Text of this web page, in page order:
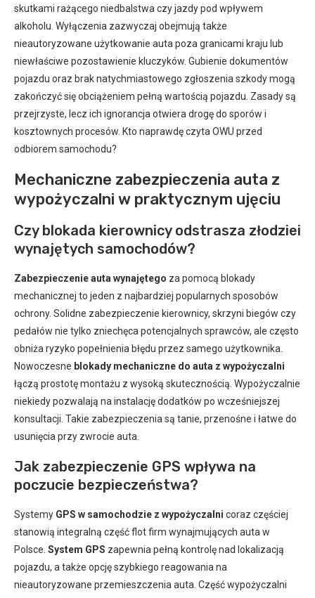
skutkami rażącego niedbalstwa czy jazdy pod wpływem
alkoholu. Wyłączenia zazwyczaj obejmują także
nieautoryzowane użytkowanie auta poza granicami kraju lub
niewłaściwe pozostawienie kluczyków. Gubienie dokumentów
pojazdu oraz brak natychmiastowego zgłoszenia szkody mogą
zakończyć się obciążeniem pełną wartością pojazdu. Zasady są
przejrzyste, lecz ich ignorancja otwiera drogę do sporów i
kosztownych procesów. Kto naprawdę czyta OWU przed
odbiorem samochodu?
Mechaniczne zabezpieczenia auta z
wypożyczalni w praktycznym ujęciu
Czy blokada kierownicy odstrasza złodziei
wynajętych samochodów?
Zabezpieczenie auta wynajętego za pomocą blokady
mechanicznej to jeden z najbardziej popularnych sposobów
ochrony. Solidne zabezpieczenie kierownicy, skrzyni biegów czy
pedałów nie tylko zniechęca potencjalnych sprawców, ale często
obniża ryzyko popełnienia błędu przez samego użytkownika.
Nowoczesne blokady mechaniczne do auta z wypożyczalni
łączą prostotę montażu z wysoką skutecznością. Wypożyczalnie
niekiedy pozwalają na instalację dodatków po wcześniejszej
konsultacji. Takie zabezpieczenia są tanie, przenośne i łatwe do
usunięcia przy zwrocie auta.
Jak zabezpieczenie GPS wpływa na
poczucie bezpieczeństwa?
Systemy GPS w samochodzie z wypożyczalni coraz częściej
stanowią integralną część flot firm wynajmujących auta w
Polsce. System GPS zapewnia pełną kontrolę nad lokalizacją
pojazdu, a także opcję szybkiego reagowania na
nieautoryzowane przemieszczenia auta. Część wypożyczalni